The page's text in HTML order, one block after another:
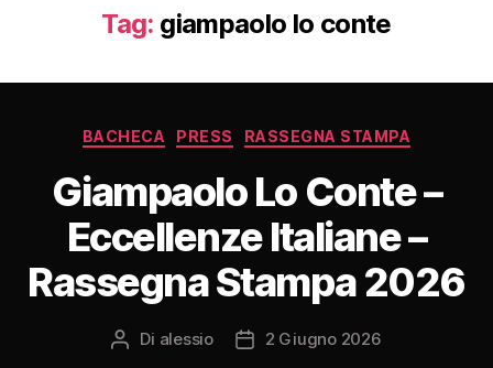
Conte
Tag: giampaolo lo conte
Categorie
BACHECA PRESS RASSEGNA STAMPA
Giampaolo Lo Conte –
Eccellenze Italiane –
Rassegna Stampa 2026
Autore
Di alessio
Data2 Giugno 2026